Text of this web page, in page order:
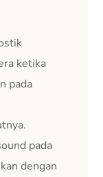
ketika
pada
pada
dengan